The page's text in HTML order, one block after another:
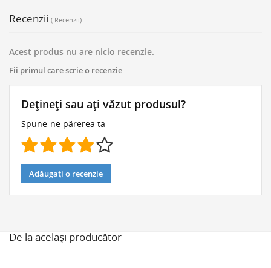
Recenzii ( Recenzii)
Acest produs nu are nicio recenzie.
Fii primul care scrie o recenzie
Dețineți sau ați văzut produsul?
Spune-ne părerea ta
Adăugați o recenzie
De la același producător